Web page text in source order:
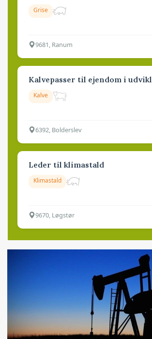
Grise
9681, Ranum
Kalvepasser til ejendom i
Kalve
6392, Bolderslev
Leder til klimastald
Klimastald
9670, Løgstør